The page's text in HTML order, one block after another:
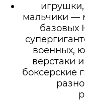
мальчики —
базовых
военных,
верстаки
боксерские